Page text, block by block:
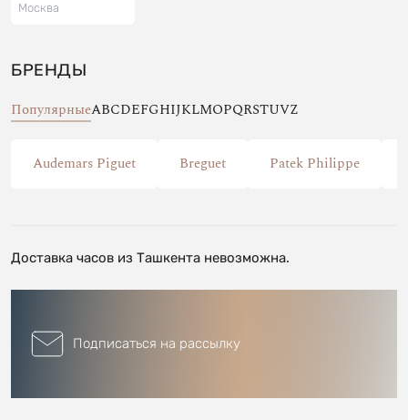
Москва
БРЕНДЫ
ПопулярныеABCDEFGHIJKLMOPQRSTUVZ
Audemars Piguet Breguet Patek Philippe
Доставка часов из Ташкента невозможна.
Подписаться на рассылку